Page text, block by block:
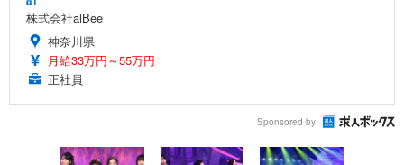
株式会社alBee
神奈川県
月給33万円～55万円
正社員
Sponsored by